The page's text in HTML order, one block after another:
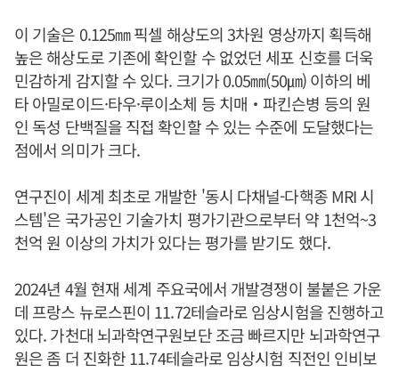
이 기술은 0.125㎜ 픽셀 해상도의 3차원 영상까지 획득해
높은 해상도로 기존에 확인할 수 없었던 세포 신호를 더욱
민감하게 감지할 수 있다. 크기가 0.05㎜(50㎛) 이하의 베
타 아밀로이드·타우·루이소체 등 치매‧파킨슨병 등의 원
인 독성 단백질을 직접 확인할 수 있는 수준에 도달했다는
점에서 의미가 크다.
연구진이 세계 최초로 개발한 '동시 다채널-다핵종 MRI 시
스템'은 국가공인 기술가치 평가기관으로부터 약 1천억~3
천억 원 이상의 가치가 있다는 평가를 받기도 했다.
2024년 4월 현재 세계 주요국에서 개발경쟁이 불붙은 가운
데 프랑스 뉴로스핀이 11.72테슬라로 임상시험을 진행하고
있다. 가천대 뇌과학연구원보단 조금 빠르지만 뇌과학연구
원은 좀 더 진화한 11.74테슬라로 임상시험 직전인 인비보